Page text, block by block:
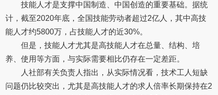
技能人才是支撑中国制造、中国创造的重要基础。据统
计，截至2020年底，全国技能劳动者超过2亿人，其中高技
能人才约5800万，占技能人才的近30%。
但是，技能人才尤其是高技能人才在总量、结构、培
养、使用等方面，与实际需要相比仍存在一定差距。
人社部有关负责人指出，从实际情况看，技术工人短缺
问题仍比较突出，尤其是高技能人才的求人倍率长期保持在2